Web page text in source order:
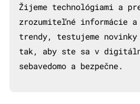
Žijeme technológiami a
zrozumiteľné informácie
trendy, testujeme novinky
tak, aby ste sa v
sebavedomo a bezpečne.